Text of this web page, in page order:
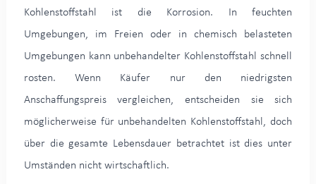
Kohlenstoffstahl ist die Korrosion. In feuchten
Umgebungen, im Freien oder in chemisch belasteten
Umgebungen kann unbehandelter Kohlenstoffstahl schnell
rosten. Wenn Käufer nur den niedrigsten
Anschaffungspreis vergleichen, entscheiden sie sich
möglicherweise für unbehandelten Kohlenstoffstahl, doch
über die gesamte Lebensdauer betrachtet ist dies unter
Umständen nicht wirtschaftlich.